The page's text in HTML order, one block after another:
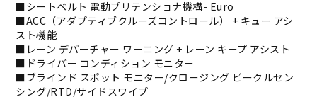
■シートベルト 電動プリテンショナ機構- Euro
■ACC（アダプティブクルーズコントロール） + キュー アシ
スト機能
■レーン デパーチャー ワーニング + レーン キープ アシスト
■ドライバー コンディション モニター
■ブラインド スポット モニター/クロージング ビークルセン
シング/RTD/サイドスワイプ